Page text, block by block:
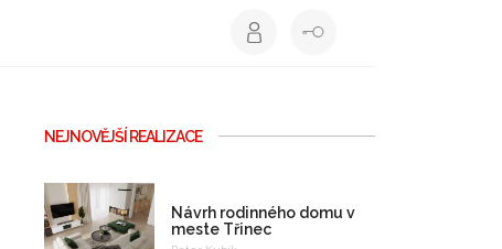
NEJNOVĚJŠÍ REALIZACE
Návrh rodinného domu v
meste Třinec